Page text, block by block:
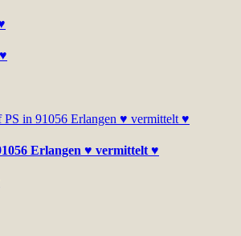
Erlangen ♥ vermittelt ♥